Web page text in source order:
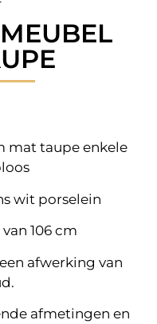
mat taupe enkele
wit porselein
106 cm
afwerking van
afmetingen en